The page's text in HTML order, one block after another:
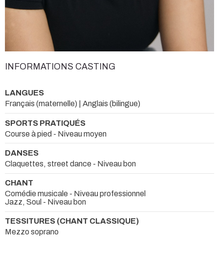
INFORMATIONS CASTING
LANGUES
Français (maternelle) | Anglais (bilingue)
SPORTS PRATIQUÉS
Course à pied - Niveau moyen
DANSES
Claquettes, street dance - Niveau bon
CHANT
Comédie musicale - Niveau professionnel
Jazz, Soul - Niveau bon
TESSITURES (CHANT CLASSIQUE)
Mezzo soprano